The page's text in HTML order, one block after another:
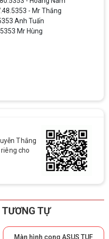
- Anh.Tuấn
- Hoàng Nam
- Mr Thắng
Anh Tuấn
Thắng
cho
TỰ